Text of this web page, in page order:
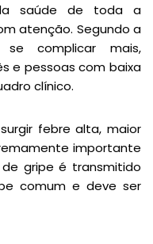
saúde de toda a
atenção. Segundo a
complicar mais,
e pessoas com baixa
clínico.
febre alta, maior
importante
gripe é transmitido
comum e deve ser